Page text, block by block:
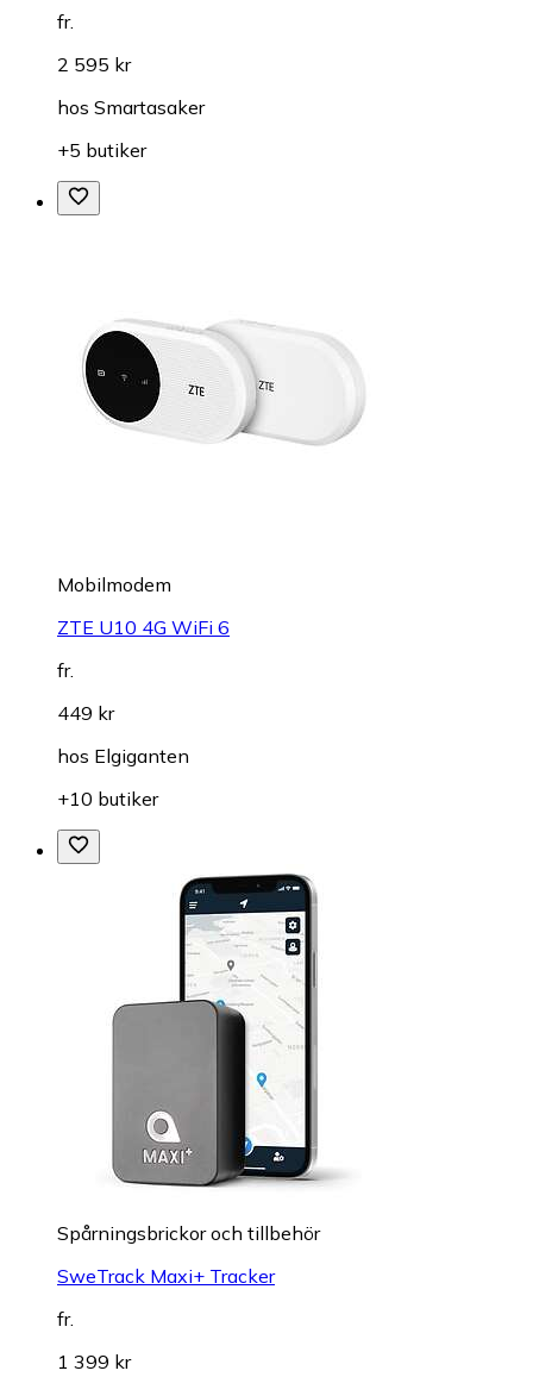
fr.
2 595 kr
hos Smartasaker
+5 butiker
Mobilmodem
ZTE U10 4G WiFi 6
fr.
449 kr
hos Elgiganten
+10 butiker
Spårningsbrickor och tillbehör
SweTrack Maxi+ Tracker
fr.
1 399 kr